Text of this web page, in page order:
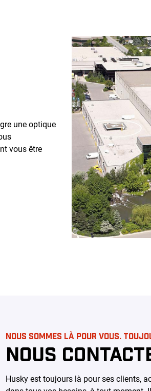
une optique
vous être
NOUS SOMMES LÀ POUR VOUS.
NOUS
Husky est toujours là pour ses clients,